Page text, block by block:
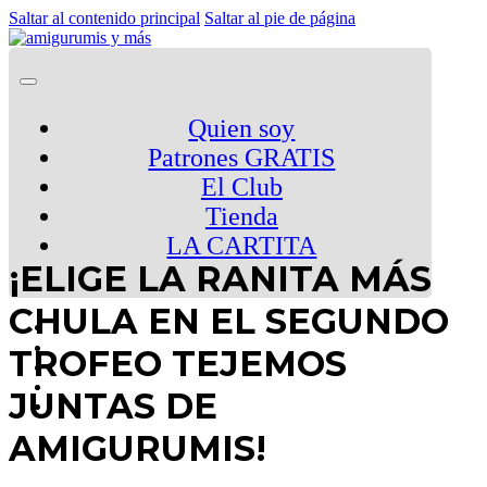
Saltar al contenido principal Saltar al pie de página
Quien soy
Patrones GRATIS
El Club
Tienda
LA CARTITA
¡ELIGE LA RANITA MÁS
CHULA EN EL SEGUNDO
TROFEO TEJEMOS
JUNTAS DE
AMIGURUMIS!